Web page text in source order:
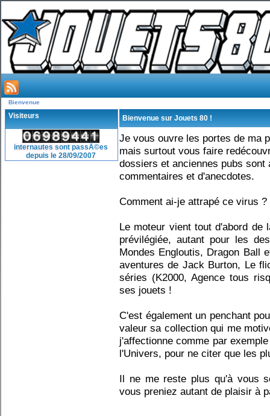
Bienvenue
Visiteurs
internautes sont passÃ©es
depuis le 28/09/2007
Bienvenue sur Jouets 80 !
Je vous ouvre les portes de ma
mais surtout vous faire
dossiers et anciennes pubs sont
commentaires et d'anecdotes.
Comment ai-je attrapé ce virus ?
Le moteur vient tout d'abord de
prévilégiée, autant pour les
Mondes Engloutis, Dragon Ball
aventures de Jack Burton, Le
séries (K2000, Agence tous
ses jouets !
C'est également un penchant
valeur sa collection qui me
j'affectionne comme par
l'Univers, pour ne citer que les
Il ne me reste plus qu'à vous
vous preniez autant de plaisir à